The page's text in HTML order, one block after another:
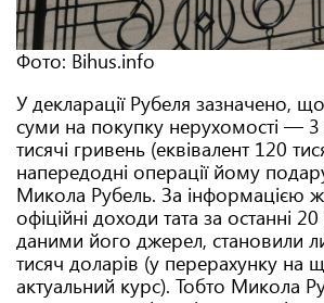
Фото: Bihus.info
У декларації Рубеля зазначено,
суми на покупку нерухомості —
тисячі гривень (еквівалент 120
напередодні операції йому
Микола Рубель. За інформацією
офіційні доходи тата за останні
даними його джерел, становили
тисяч доларів (у перерахунку на
актуальний курс). Тобто Микола